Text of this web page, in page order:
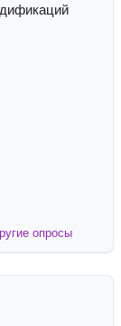
опросы